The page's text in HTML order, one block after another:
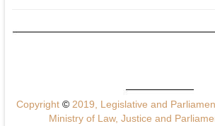
Copyright ©2019, Legislative and
Ministry of Law, Justice and